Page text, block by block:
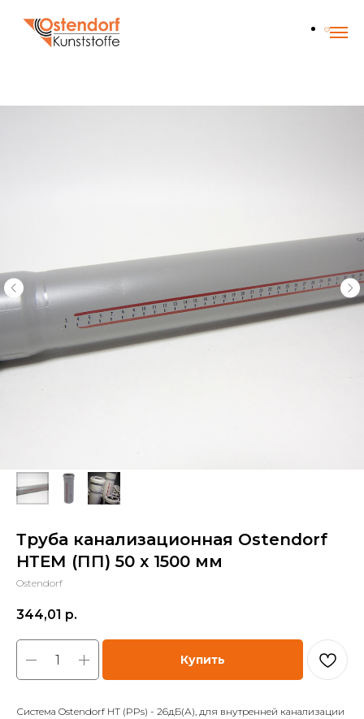
Труба канализационная Ostendorf
НТЕМ (ПП) 50 x 1500 мм
Ostendorf
344,01 р.
Купить
Система Ostendorf HT (PPs) - 26дБ(А), для внутренней канализации